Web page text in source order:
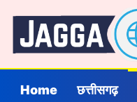
Home छत्तीसगढ़